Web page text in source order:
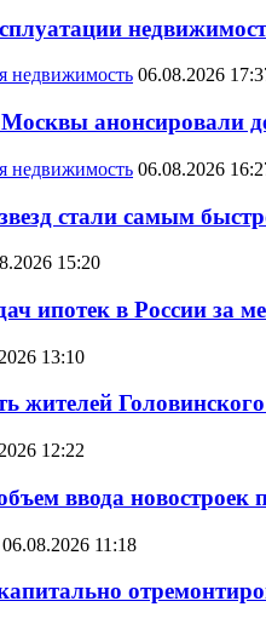
недвижимость 06.08.2026
анонсировали
недвижимость 06.08.2026
стали самым
15:20
ипотек в России за
13:10
жителей
12:22
ввода новостроек
06.08.2026 11:18